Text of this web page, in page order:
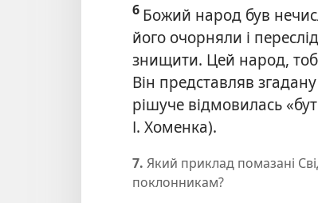
6 Божий народ був
його очорняли і
знищити. Цей народ,
Він представляв
рішуче відмовилась
І. Хоменка).
7. Який приклад помазані
поклонникам?